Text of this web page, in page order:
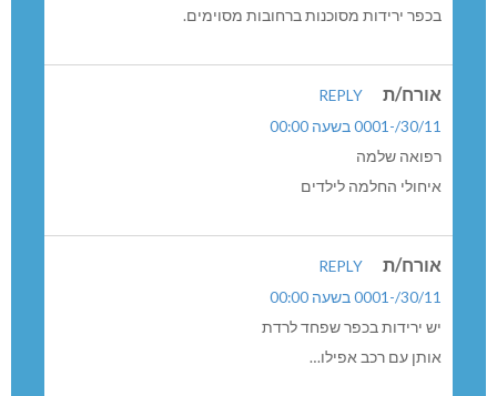
בכפר ירידות מסוכנות ברחובות מסוימים.
אורח/ת
REPLY
30/11/-0001 בשעה 00:00
רפואה שלמה
איחולי החלמה לילדים
אורח/ת
REPLY
30/11/-0001 בשעה 00:00
יש ירידות בכפר שפחד לרדת
אותן עם רכב אפילו…